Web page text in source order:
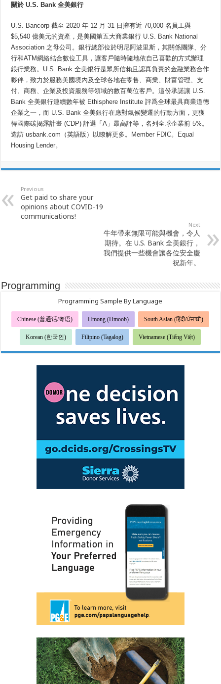
關於U.S. Bank全美銀行
U.S. Bancorp 截至 2020 年 12 月 31 日擁有近 70,000 名員工與
$5,540 億美元的資產，是美國第五大商業銀行 U.S. Bank National
Association 之母公司。銀行總部位於明尼阿波里斯，其關係團隊、分
行和ATM網絡結合數位工具，讓客戶隨時隨地依自己喜歡的方式辦理
銀行業務。U.S. Bank 全美銀行是眾所信賴且認真負責的金融業務合作
夥伴，致力於服務美國境內及全球各地在零售、商業、財富管理、支
付、商務、企業及投資服務等領域的數百萬位客戶。這份承諾讓 U.S.
Bank 全美銀行連續數年被 Ethisphere Institute 評爲全球最具商業道德
企業之一，而 U.S. Bank 全美銀行在應對氣候變遷的行動方面，更獲
得國際碳揭露計畫 (CDP) 評選「A」最高評等，名列全球企業前 5%。
造訪 usbank.com（英語版）以瞭解更多。Member FDIC。Equal
Housing Lender。
Previous
Get paid to share your
opinions about COVID-19
communications!
Next
牛年帶來無限可能與機會，令人
期待。在 U.S. Bank 全美銀行，
我們提供一些機會讓各位安全慶
祝新年。
Programming
Programming Sample By Language
Chinese (普通话/粤语) Hmong (Hmoob) South Asian (हिंदी/ਪੰਜਾਬੀ)
Korean (한국인) Filipino (Tagalog) Vietnamese (Tiếng Việt)